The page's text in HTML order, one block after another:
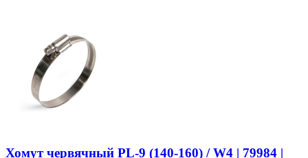
Хомут червячный PL-9 (140-160) / W4 | 79984 |